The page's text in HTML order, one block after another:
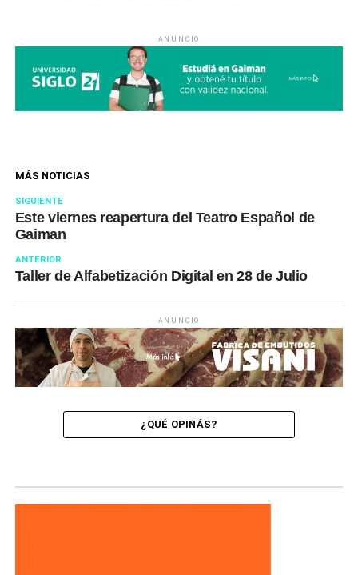
ANUNCIO
MÁS NOTICIAS
SIGUIENTE
Este viernes reapertura del Teatro Español de
Gaiman
ANTERIOR
Taller de Alfabetización Digital en 28 de Julio
ANUNCIO
¿QUÉ OPINÁS?